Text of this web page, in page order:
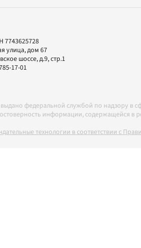
7743625728
улица, дом 67
шоссе, д.9, стр.1
17-01
федеральной службой по надзору
информации, содержащейся
технологии в соответствии с